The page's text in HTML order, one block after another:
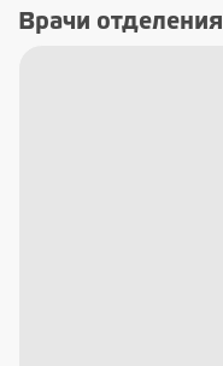
Врачи отделения